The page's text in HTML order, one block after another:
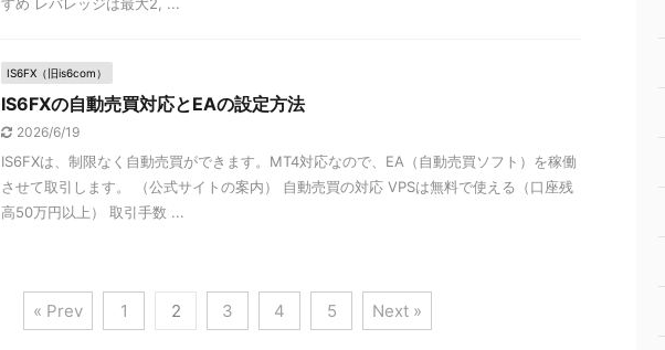
IS6FX（旧is6com）
IS6FXの自動売買対応とEAの設定方法
2026/6/19
IS6FXは、制限なく自動売買ができます。MT4対応なので、EA（自動売買ソフト）を稼働
させて取引します。 （公式サイトの案内） 自動売買の対応 VPSは無料で使える（口座残
高50万円以上） 取引手数 ...
« Prev 1 2 3 4 5 Next »